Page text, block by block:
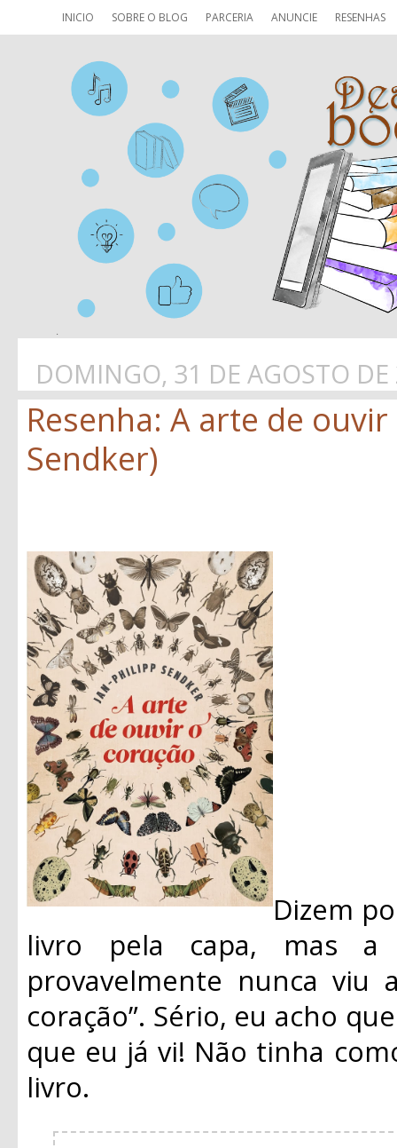
INICIO SOBRE O BLOG PARCERIA ANUNCIE RESENHAS
DOMINGO, 31 DE AGOSTO
Resenha: A arte de
Sendker)
Dizem
livro pela capa, mas a
provavelmente nunca
coração”. Sério, eu acho
que eu já vi! Não tinha
livro.